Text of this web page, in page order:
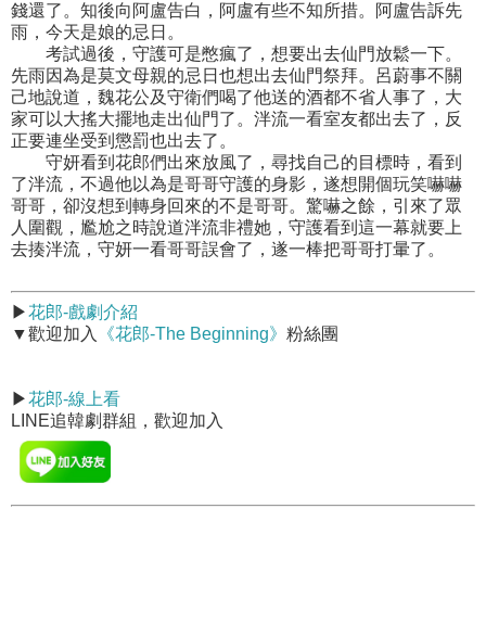
錢還了。知後向阿盧告白，阿盧有些不知所措。阿盧告訴先
雨，今天是娘的忌日。
考試過後，守護可是憋瘋了，想要出去仙門放鬆一下。
先雨因為是莫文母親的忌日也想出去仙門祭拜。呂蔚事不關
己地說道，魏花公及守衛們喝了他送的酒都不省人事了，大
家可以大搖大擺地走出仙門了。泮流一看室友都出去了，反
正要連坐受到懲罰也出去了。
守妍看到花郎們出來放風了，尋找自己的目標時，看到
了泮流，不過他以為是哥哥守護的身影，遂想開個玩笑嚇嚇
哥哥，卻沒想到轉身回來的不是哥哥。驚嚇之餘，引來了眾
人圍觀，尷尬之時說道泮流非禮她，守護看到這一幕就要上
去揍泮流，守妍一看哥哥誤會了，遂一棒把哥哥打暈了。
▶花郎-戲劇介紹
▼歡迎加入
《花郎-The Beginning》 粉絲團
▶花郎-線上看
LINE追韓劇群組，歡迎加入